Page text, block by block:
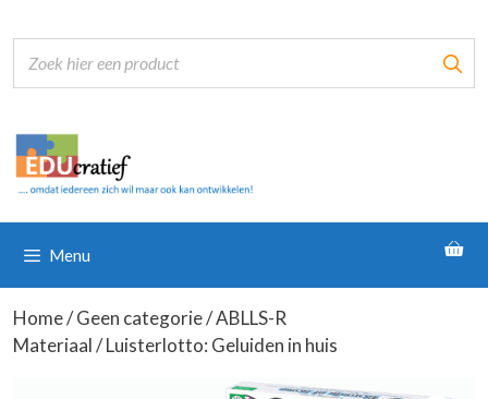
naar
inhoud
Menu
Home/Geen categorie/ABLLS-R
Materiaal/ Luisterlotto: Geluiden in huis